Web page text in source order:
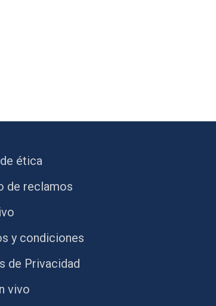
ética
de reclamos
y condiciones
de Privacidad
vivo